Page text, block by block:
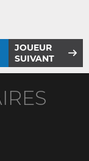
JOUEUR
SUIVANT